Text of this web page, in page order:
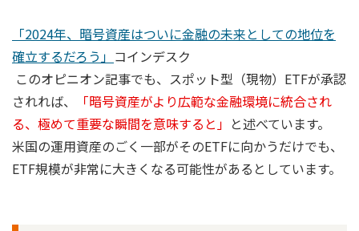
「2024年、暗号資産はついに金融の未来としての地位を
確立するだろう」 コインデスク
このオピニオン記事でも、スポット型（現物）ETFが承認
されれば、
「暗号資産がより広範な金融環境に統合され
る、極めて重要な瞬間を意味すると」 と述べています。
米国の運用資産のごく一部がそのETFに向かうだけでも、
ETF規模が非常に大きくなる可能性があるとしています。